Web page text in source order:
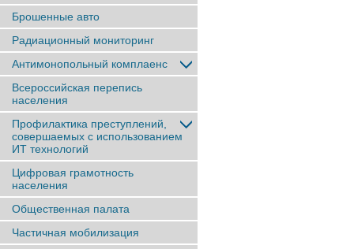
Брошенные авто
Радиационный мониторинг
Антимонопольный комплаенс
Всероссийская перепись
населения
Профилактика преступлений,
совершаемых с использованием
ИТ технологий
Цифровая грамотность
населения
Общественная палата
Частичная мобилизация